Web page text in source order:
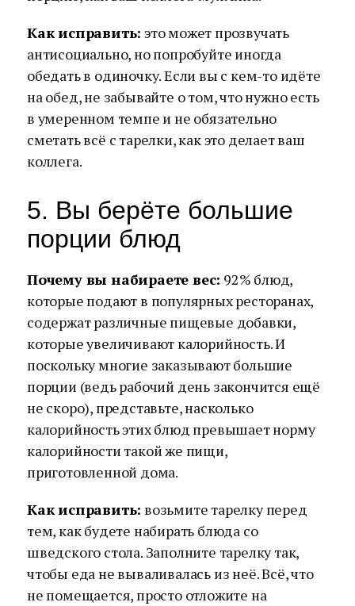
Как исправить: это может прозвучать
антисоциально, но попробуйте иногда
обедать в одиночку. Если вы с кем-то идёте
на обед, не забывайте о том, что нужно есть
в умеренном темпе и не обязательно
сметать всё с тарелки, как это делает ваш
коллега.
5. Вы берёте большие
порции блюд
Почему вы набираете вес: 92% блюд,
которые подают в популярных ресторанах,
содержат различные пищевые добавки,
которые увеличивают калорийность. И
поскольку многие заказывают большие
порции (ведь рабочий день закончится ещё
не скоро), представьте, насколько
калорийность этих блюд превышает норму
калорийности такой же пищи,
приготовленной дома.
Как исправить: возьмите тарелку перед
тем, как будете набирать блюда со
шведского стола. Заполните тарелку так,
чтобы еда не вываливалась из неё. Всё, что
не помещается, просто отложите на